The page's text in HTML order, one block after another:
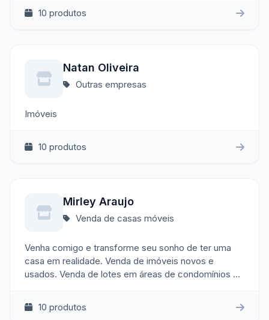
Corretora por paixão, conecto pessoas a
oportunidades únicas — seja para morar,alugar ou
10 produtos
Natan Oliveira
Outras empresas
Imóveis
10 produtos
Mirley Araujo
Venda de casas móveis
Venha comigo e transforme seu sonho de ter uma
casa em realidade. Venda de imóveis novos e
usados. Venda de lotes em áreas de condomínios e
moradias, apartamentos, estúdios e espaços
comerciais Mirley Araujo CRECI-BA 28.454
10 produtos